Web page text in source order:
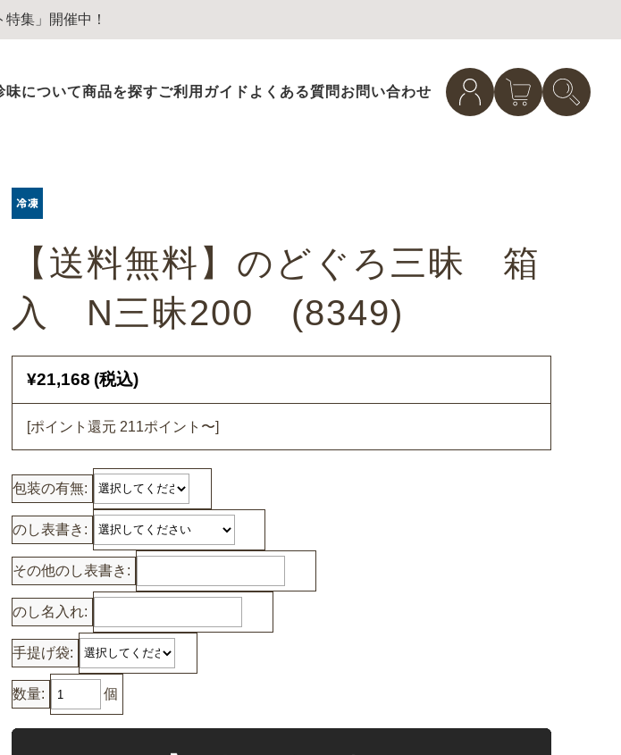
特集」開催中！
味について商品を探す
ぐ一夜干
うすいスープ
のオイル漬
他ふぐ商品
ろのたたき
ぐろの姿煮
アクアパッツァ
いか商品
か一夜干
かの塩辛
他いか商品
の他商品
ご利用ガイド よくある質問 お問い合わせ
【送料無料】のどぐろ三昧 箱
入 N三昧200 (8349)
¥21,168 (税込)
[ポイント還元 211ポイント〜]
包装の有無:
のし表書き:
その他のし表書き:
のし名入れ:
手提げ袋:
数量: 個